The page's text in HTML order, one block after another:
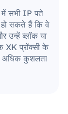
सभी IP पते
सकते हैं कि वे
उन्हें ब्लॉक या
प्रॉक्सी के
अधिक कुशलता